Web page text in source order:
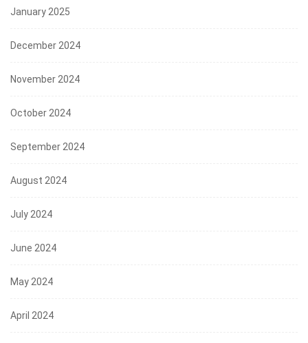
January 2025
December 2024
November 2024
October 2024
September 2024
August 2024
July 2024
June 2024
May 2024
April 2024